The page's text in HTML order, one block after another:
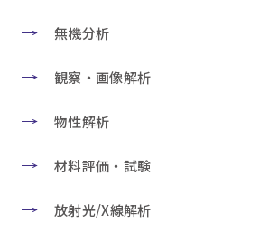
無機分析
観察・画像解析
物性解析
材料評価・試験
放射光/X線解析